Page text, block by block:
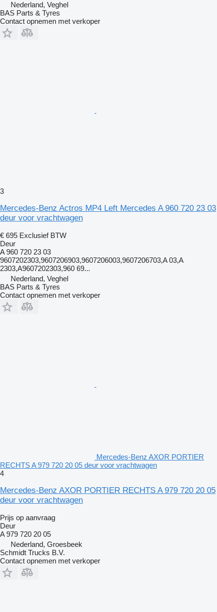
Nederland, Veghel
BAS Parts & Tyres
Contact opnemen met verkoper
3
Mercedes-Benz Actros MP4 Left Mercedes A 960 720 23 03
deur voor vrachtwagen
€ 695 Exclusief BTW
Deur
A 960 720 23 03
9607202303,9607206903,9607206003,9607206703,A 03,A
2303,A9607202303,960 69...
Nederland, Veghel
BAS Parts & Tyres
Contact opnemen met verkoper
Mercedes-Benz AXOR PORTIER
RECHTS A 979 720 20 05 deur voor vrachtwagen
4
Mercedes-Benz AXOR PORTIER RECHTS A 979 720 20 05
deur voor vrachtwagen
Prijs op aanvraag
Deur
A 979 720 20 05
Nederland, Groesbeek
Schmidt Trucks B.V.
Contact opnemen met verkoper